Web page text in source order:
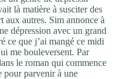
là matière à susciter des
aux autres. Sim annonce à
dépression avec un grand
ce que j’ai mangé ce midi
me bouleversent. Par
le roman qui commence
pour parvenir à une